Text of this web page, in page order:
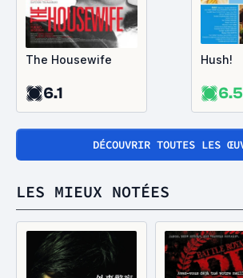
The Housewife
6.1
Hush!
6.5
DÉCOUVRIR TOUTES LES
LES MIEUX NOTÉES